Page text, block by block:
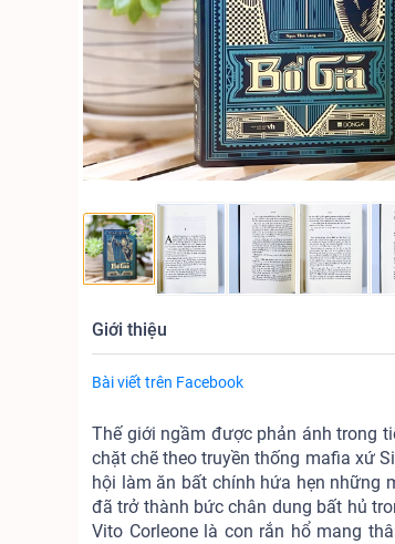
Giới thiệu
Bài viết trên Facebook
Thế giới ngầm được phản ánh trong
chặt chẽ theo truyền thống mafia xứ
hội làm ăn bất chính hứa hẹn những
đã trở thành bức chân dung bất hủ
Vito Corleone là con rắn hổ mang